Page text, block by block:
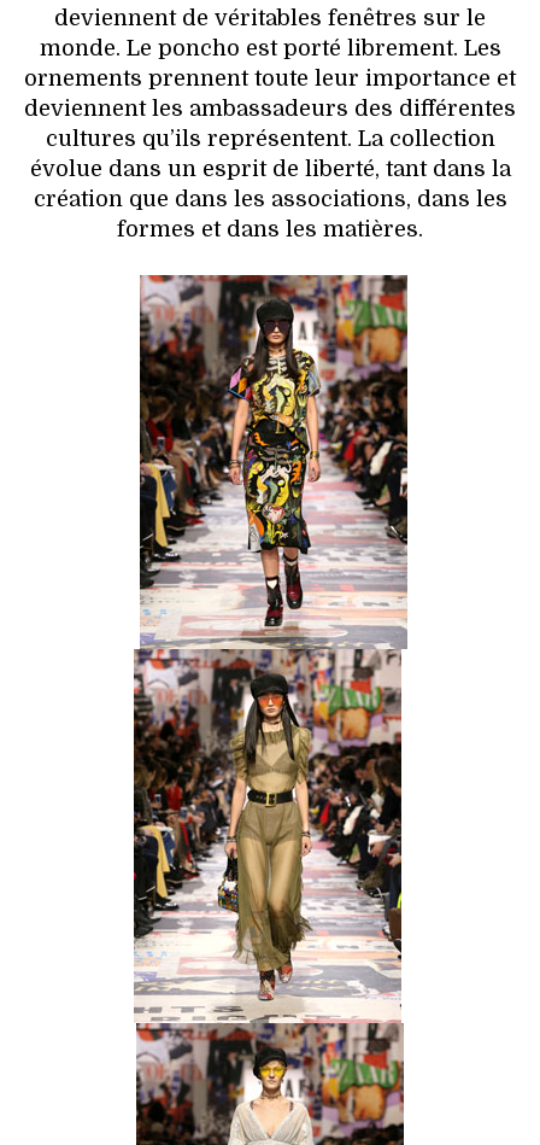
deviennent de véritables fenêtres sur le
monde. Le poncho est porté librement. Les
ornements prennent toute leur importance et
deviennent les ambassadeurs des différentes
cultures qu’ils représentent. La collection
évolue dans un esprit de liberté, tant dans la
création que dans les associations, dans les
formes et dans les matières.